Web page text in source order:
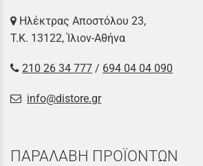
Ηλέκτρας Αποστόλου 23,
Τ.Κ. 13122, Ίλιον-Αθήνα
210 26 34 777 / 694 04 04 090
info@distore.gr
ΠΑΡΑΛΑΒΗ ΠΡΟΪΟΝΤΩΝ